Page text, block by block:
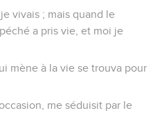
vivais ; mais quand le
a pris vie, et moi je
mène à la vie se trouva pour
me séduisit par le